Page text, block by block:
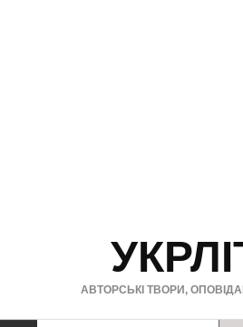
АВТОРСЬКІ ТВОРИ,